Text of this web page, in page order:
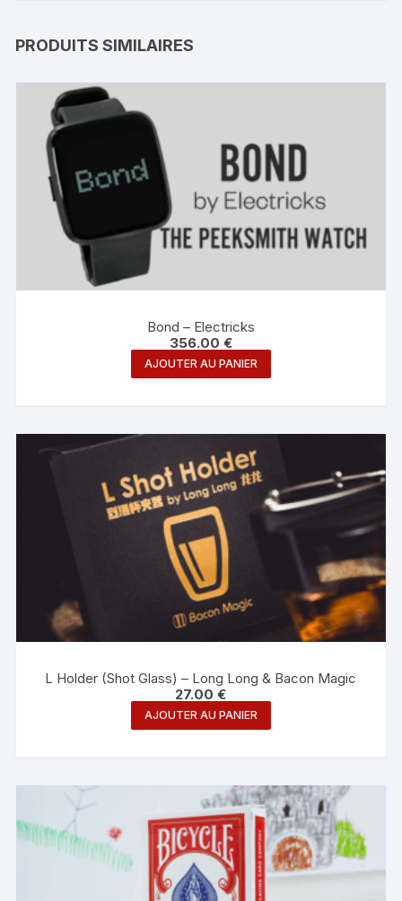
PRODUITS SIMILAIRES
Bond – Electricks
356.00 €
AJOUTER AU PANIER
L Holder (Shot Glass) – Long Long & Bacon Magic
27.00€
AJOUTER AU PANIER